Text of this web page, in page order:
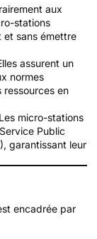
aux
stations
et sans émettre
assurent un
normes
ressources en
micro-stations
Public
garantissant leur
encadrée par